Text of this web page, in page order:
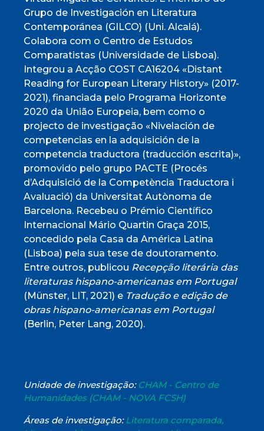
Grupo de Investigación en Literatura
Contemporánea (GILCO) (Uni. Alcalá).
Colabora com o Centro de Estudos
Comparatistas (Universidade de Lisboa).
Integrou a Acção COST CA16204 «Distant
Reading for European Literary History» (2017-
2021), financiada pelo Programa Horizonte
2020 da União Europeia, bem como o
projecto de investigação «Nivelación de
competencias en la adquisición de la
competencia traductora (traducción escrita)»,
promovido pelo grupo PACTE (Procés
d’Adquisició de la Competència Traductora i
Avaluació) da Universitat Autònoma de
Barcelona. Recebeu o Prémio Científico
Internacional Mário Quartin Graça 2015,
concedido pela Casa da América Latina
(Lisboa) pela sua tese de doutoramento.
Entre outros, publicou Recepção literária das
literaturas hispano-americanas em Portugal
(Münster, LIT, 2021) e Tradução e edição de
obras hispano-americanas em Portugal
(Berlin, Peter Lang, 2020).
Unidade de investigação: CHAM - Centro de
Humanidades (CHAM - NOVA FCSH)
Áreas de investigação:Literatura comparada,